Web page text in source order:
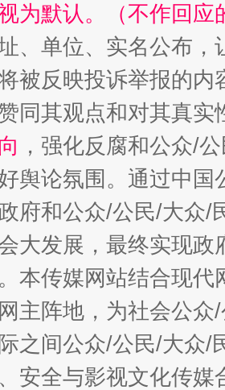
为默认。（不作回应
、单位、实名公布
被反映投诉举报的
同其观点和对其真实
，强化反腐和公众/
舆论氛围。通过中
府和公众/公民/大众/
大发展，最终实现
本传媒网站结合现
主阵地，为社会公
之间公众/公民/大众/
安全与影视文化传